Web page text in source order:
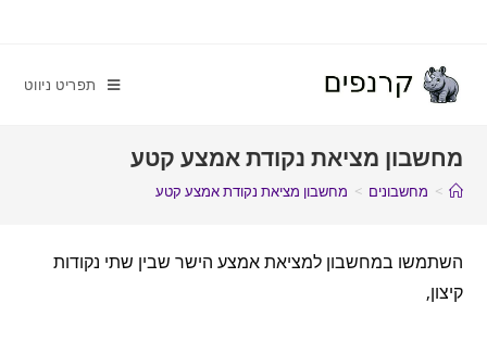
תפריט ניווט
מחשבון מציאת נקודת אמצע קטע
> מחשבונים > מחשבון מציאת נקודת אמצע קטע
השתמשו במחשבון למציאת אמצע הישר שבין שתי נקודות
קיצון,